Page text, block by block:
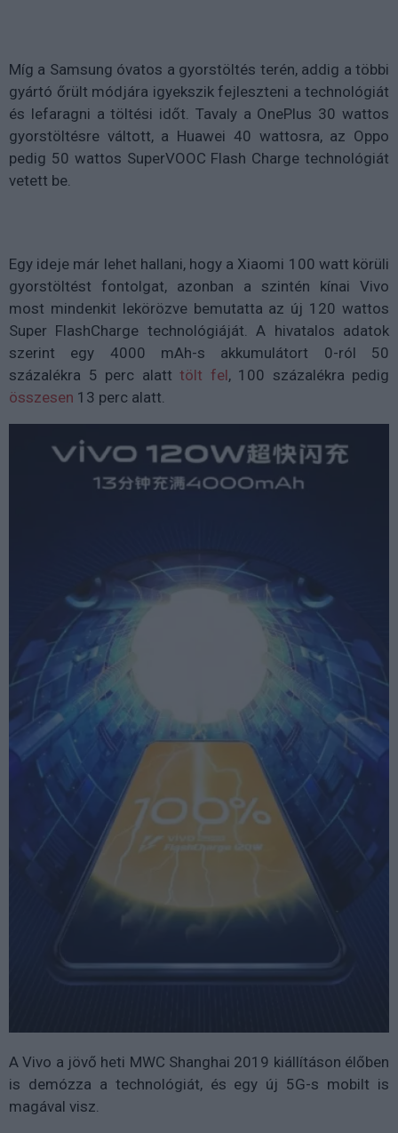
Míg a Samsung óvatos a gyorstöltés terén, addig a többi
gyártó őrült módjára igyekszik fejleszteni a technológiát
és lefaragni a töltési időt. Tavaly a OnePlus 30 wattos
gyorstöltésre váltott, a Huawei 40 wattosra, az Oppo
pedig 50 wattos SuperVOOC Flash Charge technológiát
vetett be.
Egy ideje már lehet hallani, hogy a Xiaomi 100 watt körüli
gyorstöltést fontolgat, azonban a szintén kínai Vivo
most mindenkit lekörözve bemutatta az új 120 wattos
Super FlashCharge technológiáját. A hivatalos adatok
szerint egy 4000 mAh-s akkumulátort 0-ról 50
százalékra 5 perc alatt tölt fel, 100 százalékra pedig
összesen 13 perc alatt.
A Vivo a jövő heti MWC Shanghai 2019 kiállításon élőben
is demózza a technológiát, és egy új 5G-s mobilt is
magával visz.